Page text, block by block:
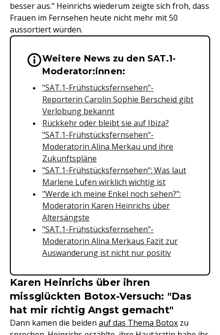
besser aus." Heinrichs wiederum zeigte sich froh, dass
Frauen im Fernsehen heute nicht mehr mit 50
aussortiert würden.
Wichtige Hinweise &
Weitere News zu den SAT.1-
Moderator:innen:
"SAT.1-Frühstücksfernsehen"-
Reporterin Carolin Sophie Berscheid gibt
Verlobung bekannt
Rückkehr oder bleibt sie auf Ibiza?
"SAT.1-Frühstücksfernsehen"-
Moderatorin Alina Merkau und ihre
Zukunftspläne
"SAT.1-Frühstücksfernsehen": Was laut
Marlene Lufen wirklich wichtig ist
"Werde ich meine Enkel noch sehen?":
Moderatorin Karen Heinrichs über
Altersängste
"SAT.1-Frühstücksfernsehen"-
Moderatorin Alina Merkaus Fazit zur
Auswanderung ist nicht nur positiv
Karen Heinrichs über ihren
missglückten Botox-Versuch: "Das
hat mir richtig Angst gemacht"
Dann kamen die beiden auf das Thema Botox zu